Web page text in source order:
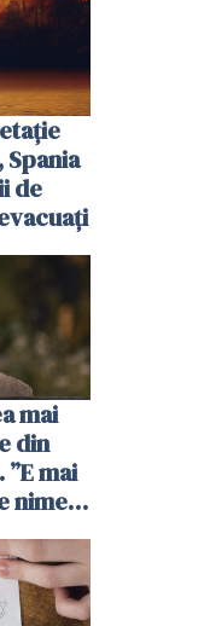
Spania
de
mai
din
mai
nimeni